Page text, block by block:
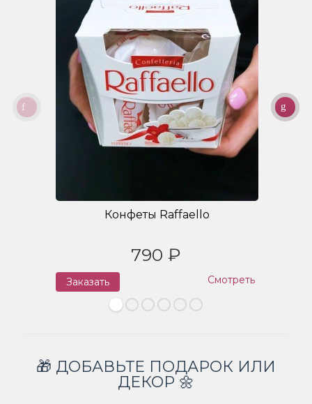
Конфеты Raffaello
790 ₽
Заказать Смотреть
🎁 ДОБАВЬТЕ ПОДАРОК ИЛИ
ДЕКОР 🌼